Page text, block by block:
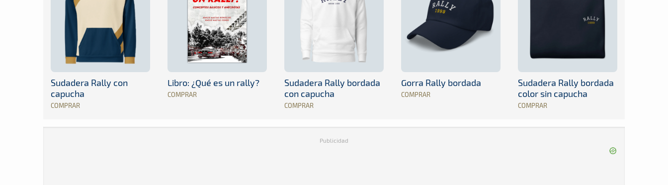
Sudadera Rally con
capucha
COMPRAR
Libro: ¿Qué es un rally?
COMPRAR
Sudadera Rally bordada
con capucha
COMPRAR
Gorra Rally bordada
COMPRAR
Sudadera Rally bordada
color sin capucha
COMPRAR
Publicidad